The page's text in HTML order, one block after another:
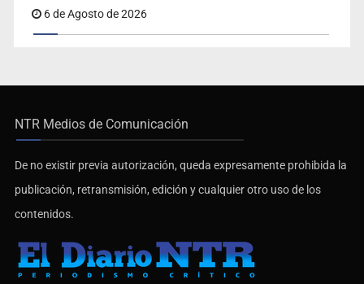
6 de Agosto de 2026
NTR Medios de Comunicación
De no existir previa autorización, queda expresamente prohibida la
publicación, retransmisión, edición y cualquier otro uso de los
contenidos.